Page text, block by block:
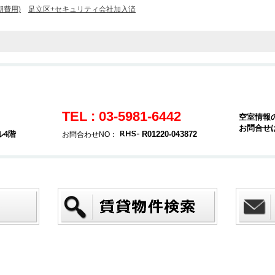
費用) 足立区+セキュリティ会社加入済
4階
TEL : 03-5981-6442
お問合わせNO： R01220-043872
空室情報
お問合せ